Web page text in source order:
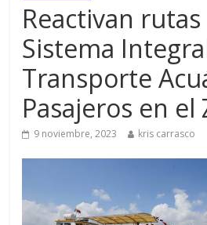
Reactivan
Sistema
Transporte
Pasajeros en el
9 noviembre, 2023 kris carrasco